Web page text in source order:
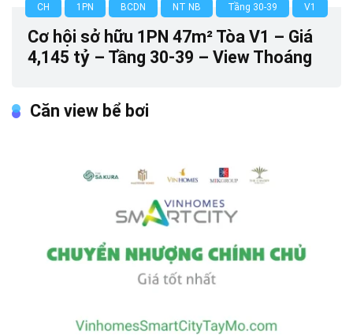
CH 1PN BCDN NT NB Tầng 30-39 V1
Cơ hội sở hữu 1PN 47m² Tòa V1 – Giá
4,145 tỷ – Tầng 30-39 – View Thoáng
Căn view bể bơi